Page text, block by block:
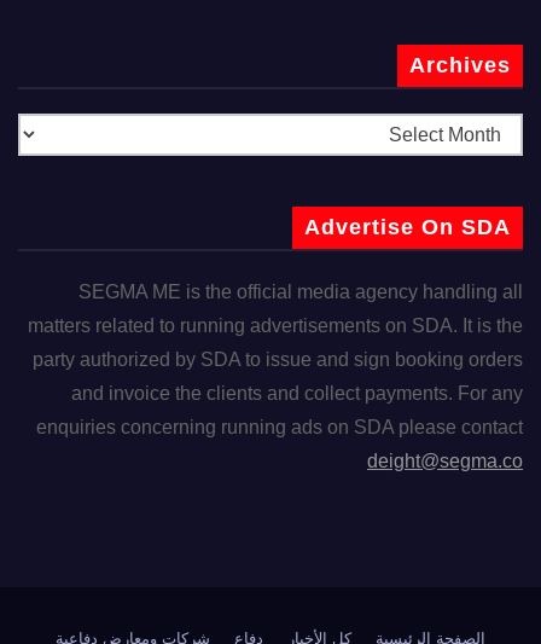
Archives
Advertise On SDA
SEGMA ME is the official media agency handling all
matters related to running advertisements on SDA. It is the
party authorized by SDA to issue and sign booking orders
and invoice the clients and collect payments. For any
enquiries concerning running ads on SDA please contact
deight@segma.co
الصفحة الرئيسية كل الأخبار دفاع شركات ومعارض دفاعية